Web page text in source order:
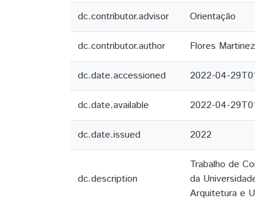
dc.contributor.advisor Orientação
dc.contributor.author Flores
dc.date.accessioned 2022-04-
dc.date.available 2022-04-
dc.date.issued 2022
dc.description
Trabalho de
da
Arquitetura e